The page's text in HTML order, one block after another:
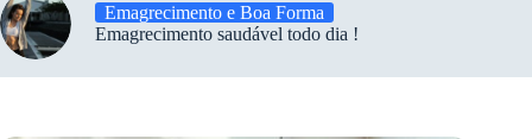
Emagrecimento e Boa Forma
Emagrecimento saudável todo dia !